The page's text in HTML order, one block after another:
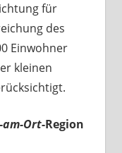
für
des
Einwohner
kleinen
Ort-Region